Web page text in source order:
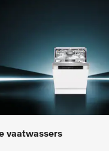
vaatwassers